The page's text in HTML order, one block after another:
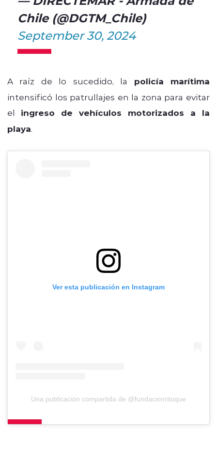
Chile (@DGTM_Chile)
September 30, 2024
A raíz de lo sucedido, la policía marítima
intensificó los patrullajes en la zona para evitar
el ingreso de vehículos motorizados a la
playa.
Ver esta publicación en Instagram
Una publicación compartida de @fundacionritoque